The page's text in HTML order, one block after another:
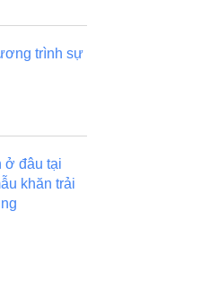
trình sự
ở đâu tại
khăn trải